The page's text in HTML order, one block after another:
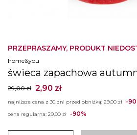
PRZEPRASZAMY, PRODUKT
home&you
świeca zapachowa
29,00 zł 2,90 zł
najniższa cena z 30 dni przed obniżką: 29,00 zł -
cena regularna: 29,00 zł -90%